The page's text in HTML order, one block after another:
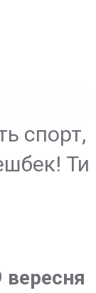
спорт,
Ти
вересня